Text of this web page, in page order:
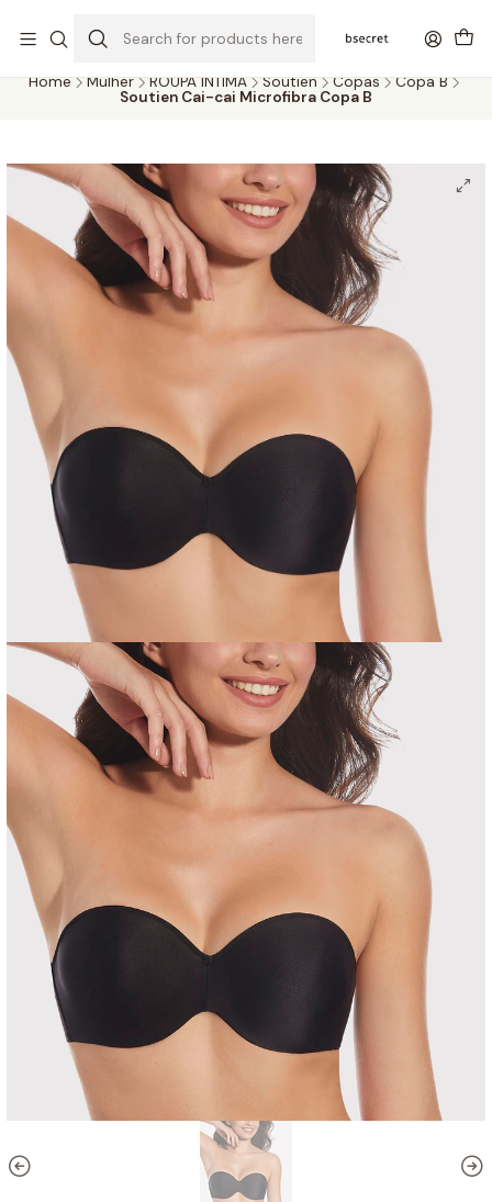
A 5 DIAS
Home Mulher ROUPA ÍNTIMA Soutien Copas
Copa B
Soutien Cai-cai Microfibra Copa B